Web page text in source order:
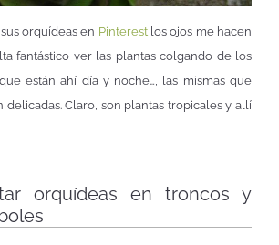
orquídeas en Pinterestlos ojos me hacen
fantástico ver las plantas colgando de los
están ahí día y noche…, las mismas que
delicadas. Claro, son plantas tropicales y allí
orquídeas en troncos y